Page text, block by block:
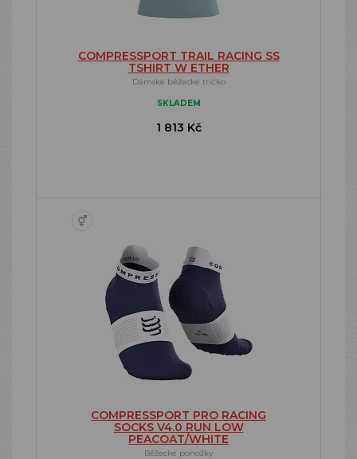
COMPRESSPORT TRAIL RACING SS
TSHIRT W ETHER
Dámské běžecké tričko
SKLADEM
1 813 Kč
COMPRESSPORT PRO RACING
SOCKS V4.0 RUN LOW
PEACOAT/WHITE
Běžecké ponožky